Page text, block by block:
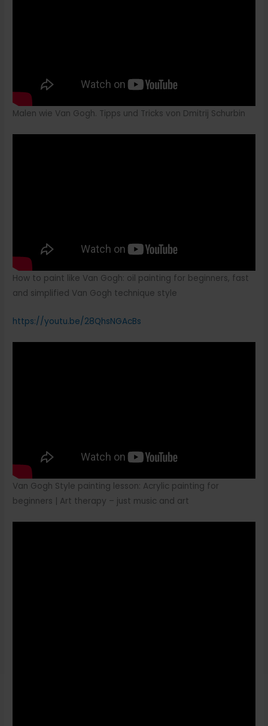
Malen wie Van Gogh. Tipps und Tricks von Dmitrij Schurbin
How to paint like Van Gogh: oil painting for beginners, fast
and simplified Van Gogh technique style
https://youtu.be/28QhsNGAcBs
Van Gogh Style painting lesson: Acrylic painting for
beginners | Art therapy – just music and art